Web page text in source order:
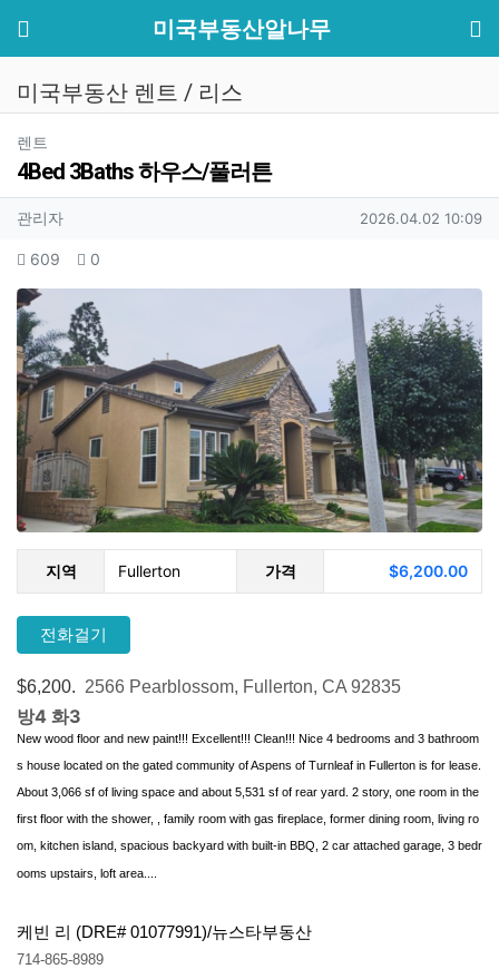
미국부동산알나무
미국부동산 렌트 / 리스
렌트
4Bed 3Baths 하우스/풀러튼
작성자 정보
관리자작성 작성일
2026.04.02 10:09
컨텐츠 정보
609 조회 0
본문
지역 Fullerton 가격 $6,200.00
전화걸기
$6,200. 2566 Pearblossom, Fullerton, CA 92835
방4 화3
New wood floor and new paint!!! Excellent!!! Clean!!! Nice 4 bedrooms and 3 bathroom
s house located on the gated community of Aspens of Turnleaf in Fullerton is for lease.
About 3,066 sf of living space and about 5,531 sf of rear yard. 2 story, one room in the
first floor with the shower, , family room with gas fireplace, former dining room, living ro
om, kitchen island, spacious backyard with built-in BBQ, 2 car attached garage, 3 bedr
ooms upstairs, loft area....
케빈 리 (DRE# 01077991)/뉴스타부동산
714-865-8989